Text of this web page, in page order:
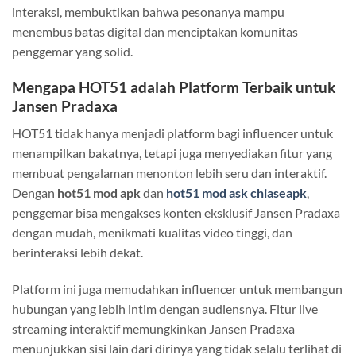
interaksi, membuktikan bahwa pesonanya mampu
menembus batas digital dan menciptakan komunitas
penggemar yang solid.
Mengapa HOT51 adalah Platform Terbaik untuk
Jansen Pradaxa
HOT51 tidak hanya menjadi platform bagi influencer untuk
menampilkan bakatnya, tetapi juga menyediakan fitur yang
membuat pengalaman menonton lebih seru dan interaktif.
Dengan hot51 mod apkdan hot51 mod ask chiaseapk,
penggemar bisa mengakses konten eksklusif Jansen Pradaxa
dengan mudah, menikmati kualitas video tinggi, dan
berinteraksi lebih dekat.
Platform ini juga memudahkan influencer untuk membangun
hubungan yang lebih intim dengan audiensnya. Fitur live
streaming interaktif memungkinkan Jansen Pradaxa
menunjukkan sisi lain dari dirinya yang tidak selalu terlihat di